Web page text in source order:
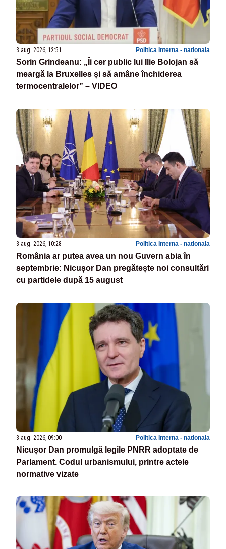
3 aug. 2026, 12:51 Politica Interna - nationala
Sorin Grindeanu: „Îi cer public lui Ilie Bolojan să
meargă la Bruxelles și să amâne închiderea
termocentralelor” – VIDEO
3 aug. 2026, 10:28 Politica Interna - nationala
România ar putea avea un nou Guvern abia în
septembrie: Nicușor Dan pregătește noi consultări
cu partidele după 15 august
3 aug. 2026, 09:00 Politica Interna - nationala
Nicușor Dan promulgă legile PNRR adoptate de
Parlament. Codul urbanismului, printre actele
normative vizate